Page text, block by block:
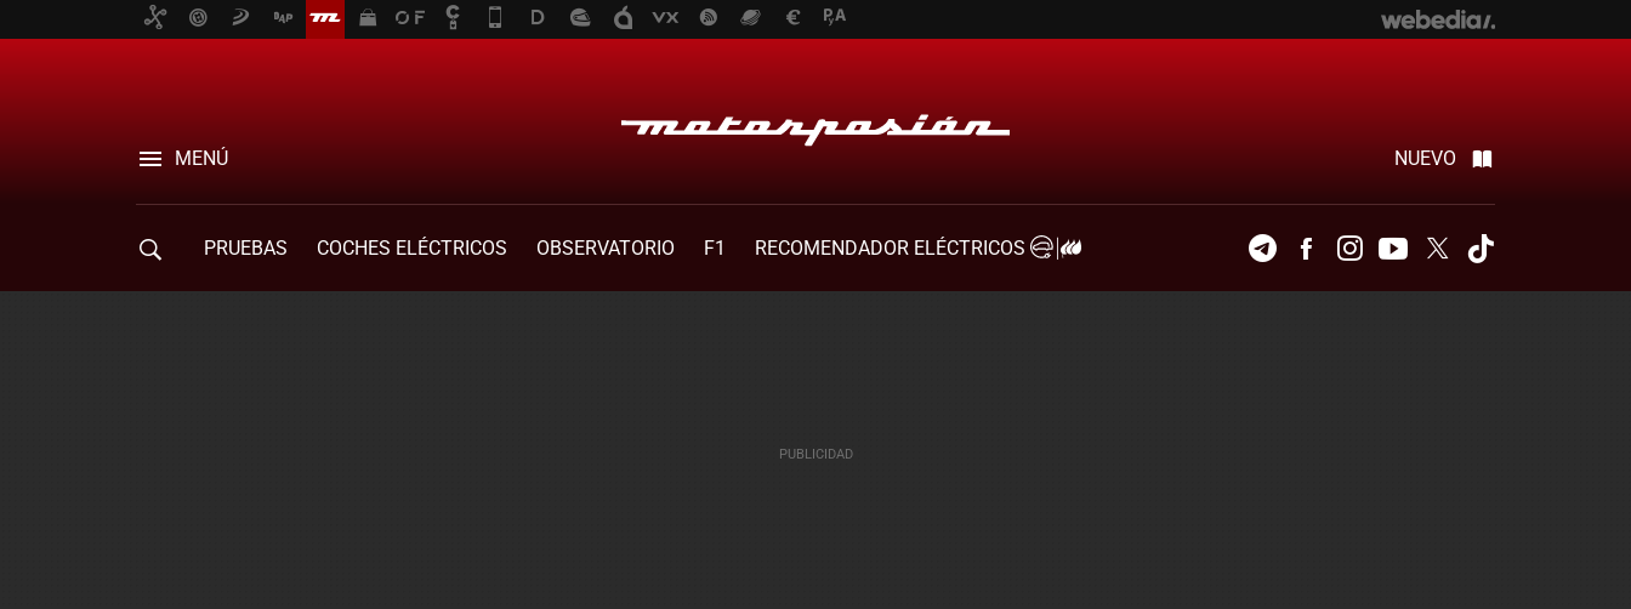
MENÚ NUEVO
PRUEBAS COCHES ELÉCTRICOS OBSERVATORIO F1
RECOMENDADOR ELÉCTRICOS
TelegramFacebookInstagramYoutubeTwitter